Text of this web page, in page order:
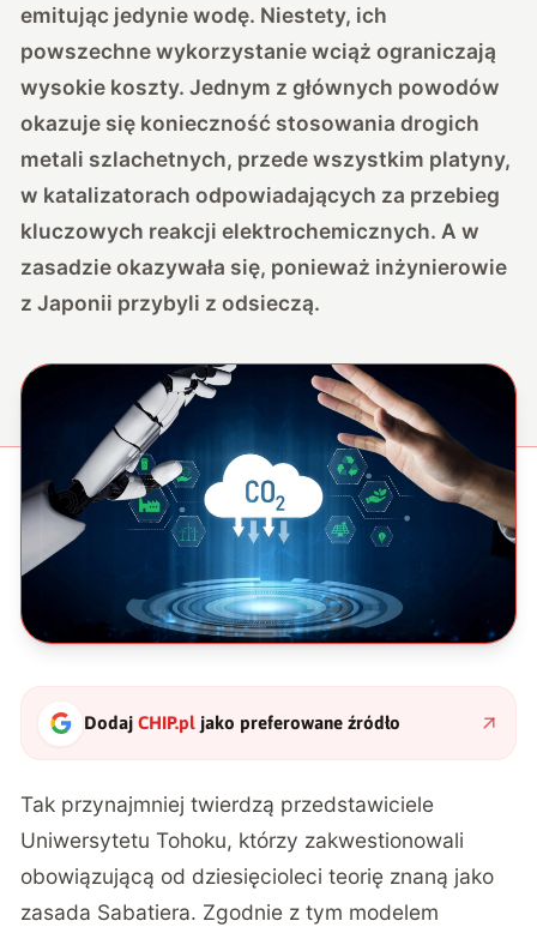
emitując jedynie wodę. Niestety, ich
powszechne wykorzystanie wciąż ograniczają
wysokie koszty. Jednym z głównych powodów
okazuje się konieczność stosowania drogich
metali szlachetnych, przede wszystkim platyny,
w katalizatorach odpowiadających za przebieg
kluczowych reakcji elektrochemicznych. A w
zasadzie okazywała się, ponieważ inżynierowie
z Japonii przybyli z odsieczą.
DodajCHIP.pl jako preferowane źródło
Tak przynajmniej twierdzą przedstawiciele
Uniwersytetu Tohoku, którzy zakwestionowali
obowiązującą od dziesięcioleci teorię znaną jako
zasada Sabatiera. Zgodnie z tym modelem